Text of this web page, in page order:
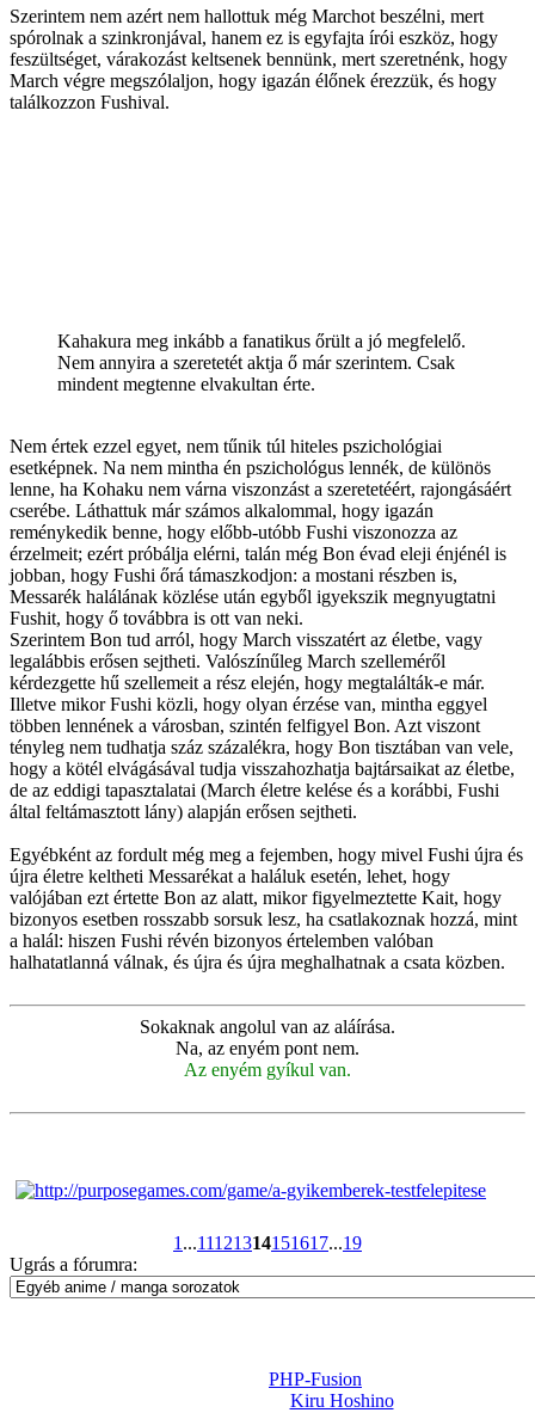
Szerintem nem azért nem hallottuk még Marchot beszélni, mert
spórolnak a szinkronjával, hanem ez is egyfajta írói eszköz, hogy
feszültséget, várakozást keltsenek bennünk, mert szeretnénk, hogy
March végre megszólaljon, hogy igazán élőnek érezzük, és hogy
találkozzon Fushival.
Kahakura meg inkább a fanatikus őrült a jó megfelelő.
Nem annyira a szeretetét aktja ő már szerintem. Csak
mindent megtenne elvakultan érte.
Nem értek ezzel egyet, nem tűnik túl hiteles pszichológiai
esetképnek. Na nem mintha én pszichológus lennék, de különös
lenne, ha Kohaku nem várna viszonzást a szeretetéért, rajongásáért
cserébe. Láthattuk már számos alkalommal, hogy igazán
reménykedik benne, hogy előbb-utóbb Fushi viszonozza az
érzelmeit; ezért próbálja elérni, talán még Bon évad eleji énjénél is
jobban, hogy Fushi őrá támaszkodjon: a mostani részben is,
Messarék halálának közlése után egyből igyekszik megnyugtatni
Fushit, hogy ő továbbra is ott van neki.
Szerintem Bon tud arról, hogy March visszatért az életbe, vagy
legalábbis erősen sejtheti. Valószínűleg March szelleméről
kérdezgette hű szellemeit a rész elején, hogy megtalálták-e már.
Illetve mikor Fushi közli, hogy olyan érzése van, mintha eggyel
többen lennének a városban, szintén felfigyel Bon. Azt viszont
tényleg nem tudhatja száz százalékra, hogy Bon tisztában van vele,
hogy a kötél elvágásával tudja visszahozhatja bajtársaikat az életbe,
de az eddigi tapasztalatai (March életre kelése és a korábbi, Fushi
által feltámasztott lány) alapján erősen sejtheti.
Egyébként az fordult még meg a fejemben, hogy mivel Fushi újra és
újra életre keltheti Messarékat a haláluk esetén, lehet, hogy
valójában ezt értette Bon az alatt, mikor figyelmeztette Kait, hogy
bizonyos esetben rosszabb sorsuk lesz, ha csatlakoznak hozzá, mint
a halál: hiszen Fushi révén bizonyos értelemben valóban
halhatatlanná válnak, és újra és újra meghalhatnak a csata közben.
Sokaknak angolul van az aláírása.
Na, az enyém pont nem.
Az enyém gyíkul van.
1 ...11121314151617...19
Ugrás a fórumra:
PHP-Fusion
Kiru Hoshino